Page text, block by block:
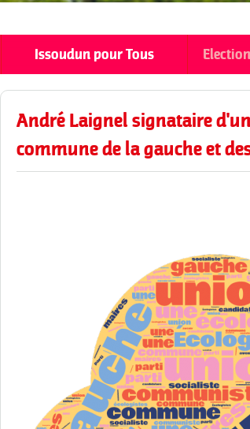
Issoudun pour Tous
André Laignel signataire
commune de la gauche et